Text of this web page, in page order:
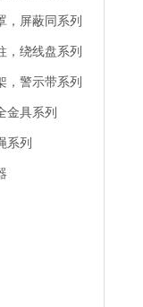
，屏蔽同系列
，绕线盘系列
，警示带系列
金具系列
系列